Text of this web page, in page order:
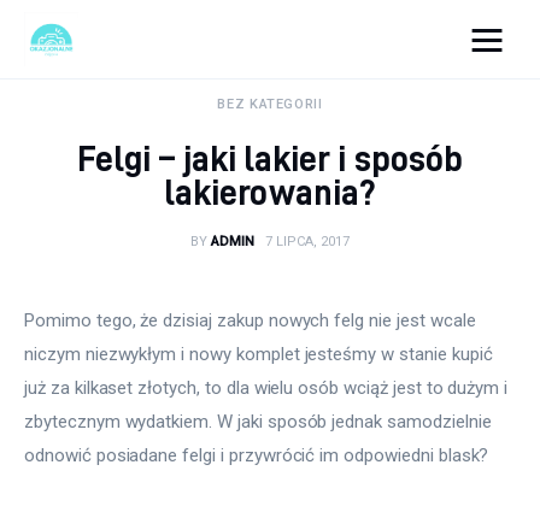
Turystyka
Uroda
Zdrowie
Więcej
BEZ KATEGORII
Felgi – jaki lakier i sposób
lakierowania?
BY ADMIN 7 LIPCA, 2017
Pomimo tego, że dzisiaj zakup nowych felg nie jest wcale
niczym niezwykłym i nowy komplet jesteśmy w stanie kupić
już za kilkaset złotych, to dla wielu osób wciąż jest to dużym i
zbytecznym wydatkiem. W jaki sposób jednak samodzielnie
odnowić posiadane felgi i przywrócić im odpowiedni blask?